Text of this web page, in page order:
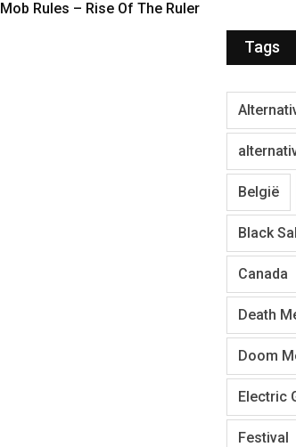
Mob Rules – Rise Of The Ruler
Tags
België
Black
Canada
Death
Doom
Electric
Festival